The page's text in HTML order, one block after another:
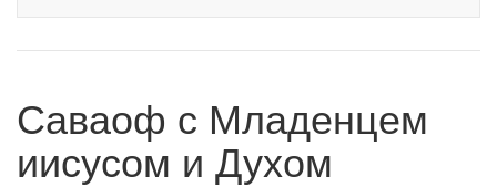
Саваоф с Младенцем
иисусом и Духом